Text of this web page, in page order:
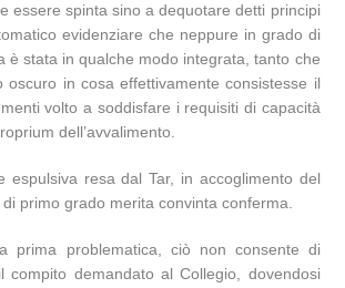
essere spinta sino a dequotare detti principi
evidenziare che neppure in grado di
è stata in qualche modo integrata, tanto che
oscuro in cosa effettivamente consistesse il
volto a soddisfare i requisiti di capacità
dell’avvalimento.
espulsiva resa dal Tar, in accoglimento del
primo grado merita convinta conferma.
prima problematica, ciò non consente di
compito demandato al Collegio, dovendosi